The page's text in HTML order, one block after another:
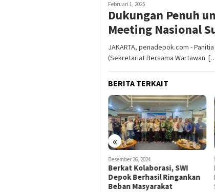
Februari 1, 2025
Dukungan Penuh
Meeting Nasional
JAKARTA, penadepok.com -
(Sekretariat Bersama Wartawan
BERITA TERKAIT
«
Desember 26, 2024
Berkat Kolaborasi, SWI
Depok Berhasil Ringankan
Beban Masyarakat